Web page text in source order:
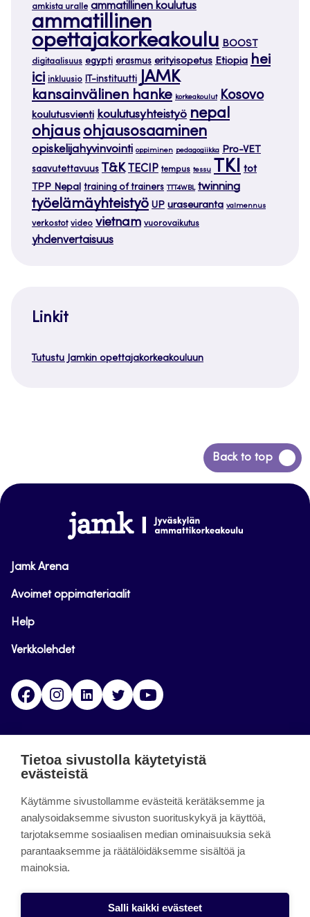
amkista uralle ammatillinen koulutus
ammatillinen
opettajakorkeakoulu BOOST
digitaalisuus egypti erasmus erityisopetus Etiopia hei
ici inkluusio IT-instituutti JAMK
kansainvälinen hanke korkeakoulut Kosovo
koulutusvienti koulutusyhteistyö nepal
ohjaus ohjausosaaminen
opiskelijahyvinvointi oppiminen pedagogiikka Pro-VET
saavutettavuus T&K TECIP tempus tessu TKI tot
TPP Nepal training of trainers TTT4WBL twinning
työelämäyhteistyö UP uraseuranta valmennus
verkostot video vietnam vuorovaikutus
yhdenvertaisuus
Linkit
Tutustu Jamkin opettajakorkeakouluun
Back to top
Siirry
takaisin
www.jamk.fi
Jamk Arena
Avoimet oppimateriaalit
Help
Verkkolehdet
FacebookInstagramLinkedinTwitter
päättynyt 11.9.2023.
About the site
Käyttöehdot
Saavutettavuusseloste
Tietoa sivustolla käytetyistä
evästeistä
Käytämme sivustollamme evästeitä kerätäksemme ja
analysoidaksemme sivuston suorituskykyä ja käyttöä,
tarjotaksemme sosiaalisen median ominaisuuksia sekä
parantaaksemme ja räätälöidäksemme sisältöä ja
mainoksia.
Salli kaikki evästeet